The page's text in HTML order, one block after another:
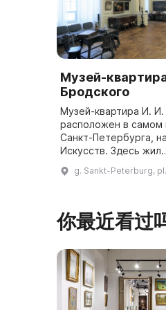
Музей-
Бродского
Музей-квартира И. И.
расположен в самом
Санкт-Петербурга,
Искусств. Здесь жил
И. Е. Репина И. И.
g. Sankt-Peterburg,
你最近看过